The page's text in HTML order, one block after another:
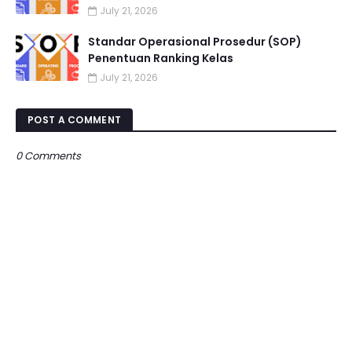
July 21, 2026
Standar Operasional Prosedur (SOP)
Penentuan Ranking Kelas
July 21, 2026
POST A COMMENT
0 Comments